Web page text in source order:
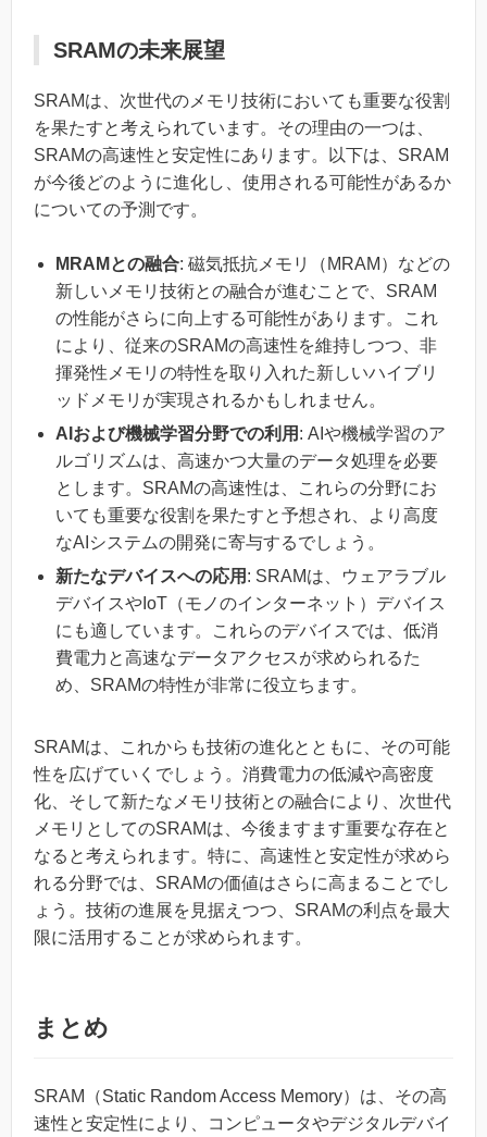
SRAMの未来展望
SRAMは、次世代のメモリ技術においても重要な役割
を果たすと考えられています。その理由の一つは、
SRAMの高速性と安定性にあります。以下は、SRAM
が今後どのように進化し、使用される可能性があるか
についての予測です。
MRAMとの融合: 磁気抵抗メモリ（MRAM）などの
新しいメモリ技術との融合が進むことで、SRAM
の性能がさらに向上する可能性があります。これ
により、従来のSRAMの高速性を維持しつつ、非
揮発性メモリの特性を取り入れた新しいハイブリ
ッドメモリが実現されるかもしれません。
AIおよび機械学習分野での利用 : AIや機械学習のア
ルゴリズムは、高速かつ大量のデータ処理を必要
とします。SRAMの高速性は、これらの分野にお
いても重要な役割を果たすと予想され、より高度
なAIシステムの開発に寄与するでしょう。
新たなデバイスへの応用 : SRAMは、ウェアラブル
デバイスやIoT（モノのインターネット）デバイス
にも適しています。これらのデバイスでは、低消
費電力と高速なデータアクセスが求められるた
め、SRAMの特性が非常に役立ちます。
SRAMは、これからも技術の進化とともに、その可能
性を広げていくでしょう。消費電力の低減や高密度
化、そして新たなメモリ技術との融合により、次世代
メモリとしてのSRAMは、今後ますます重要な存在と
なると考えられます。特に、高速性と安定性が求めら
れる分野では、SRAMの価値はさらに高まることでし
ょう。技術の進展を見据えつつ、SRAMの利点を最大
限に活用することが求められます。
まとめ
SRAM（Static Random Access Memory）は、その高
速性と安定性により、コンピュータやデジタルデバイ